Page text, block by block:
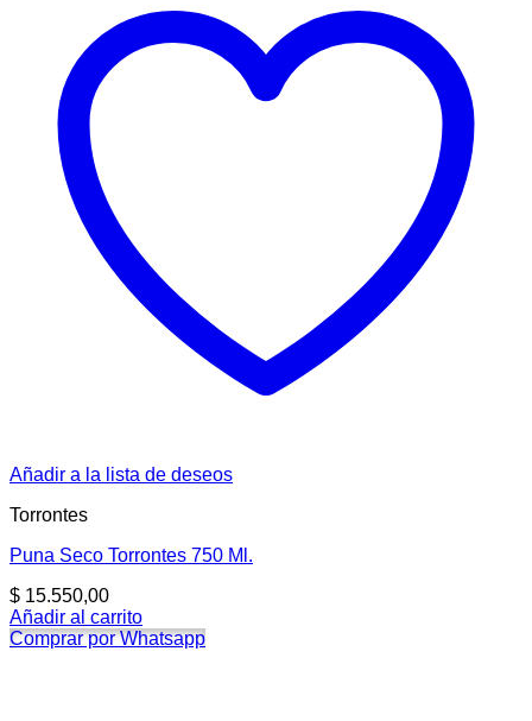
Añadir a la lista de deseos
Torrontes
Puna Seco Torrontes 750 Ml.
$ 15.550,00
Añadir al carrito
Comprar por Whatsapp